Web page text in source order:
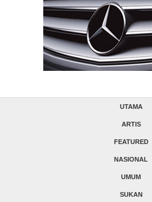
UTAMA
ARTIS
FEATURED
NASIONAL
UMUM
SUKAN